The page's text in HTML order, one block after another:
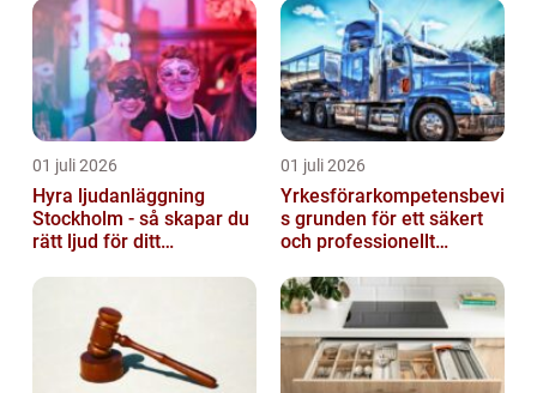
01 juli 2026
Hyra ljudanläggning
Stockholm - så skapar du
rätt ljud för ditt
01 juli 2026
Yrkesförarkompetensbevi
s grunden för ett säkert
och professionellt